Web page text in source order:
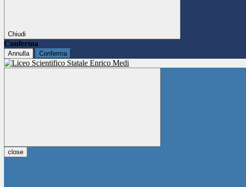
Chiudi
Conferma
Annulla Conferma
close